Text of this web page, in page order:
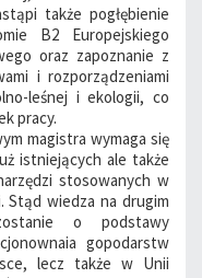
także pogłębienie
B2 Europejskiego
oraz zapoznanie z
i rozporządzeniami
leśnej i ekologii, co
pracy.
magistra wymaga się
istniejących ale także
stosowanych w
Stąd wiedza na drugim
o podstawy
gopodarstw
lecz także w Unii